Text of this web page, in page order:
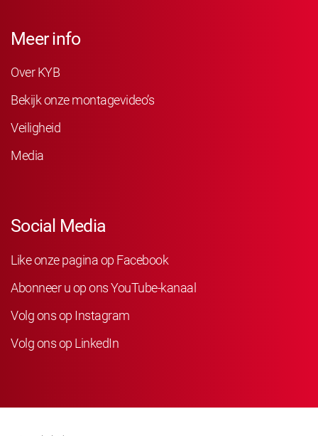
Meer info
Over KYB
Bekijk onze montagevideo’s
Veiligheid
Media
Social Media
Like onze pagina op Facebook
Abonneer u op ons YouTube-kanaal
Volg ons op Instagram
Volg ons op LinkedIn